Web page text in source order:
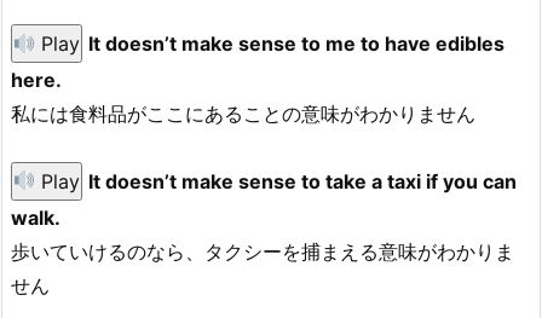
Play It doesn’t make sense to me to have edibles
here.
私には食料品がここにあることの意味がわかりません
Play It doesn’t make sense to take a taxi if you can
walk.
歩いていけるのなら、タクシーを捕まえる意味がわかりま
せん